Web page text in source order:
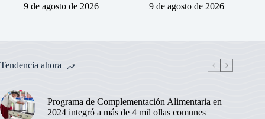
9 de agosto de 2026
9 de agosto de 2026
Tendencia ahora
Programa de Complementación Alimentaria en
2024 integró a más de 4 mil ollas comunes